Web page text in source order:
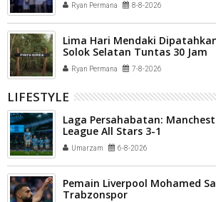
Ryan Permana 8-8-2026
Lima Hari Mendaki
Solok Selatan Tuntas 30 Jam
Ryan Permana 7-8-2026
LIFESTYLE
Laga Persahabatan:
League All Stars 3-1
Umarzam 6-8-2026
Pemain Liverpool Mohamed
Trabzonspor